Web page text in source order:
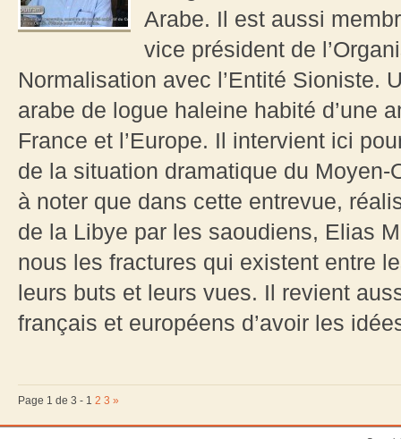
Arabe. Il est aussi
vice président de
Normalisation avec l’Entité Sioniste.
arabe de logue haleine habité d’une
France et l’Europe. Il intervient ici
de la situation dramatique du Moyen-
à noter que dans cette entrevue,
de la Libye par les saoudiens, Elias
nous les fractures qui existent entre
leurs buts et leurs vues. Il revient
français et européens d’avoir les
Page 1 de 3 - 1 2 3 »